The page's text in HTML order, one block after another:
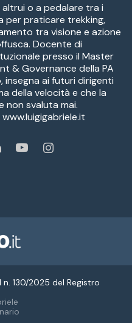
130/2025 del Registro